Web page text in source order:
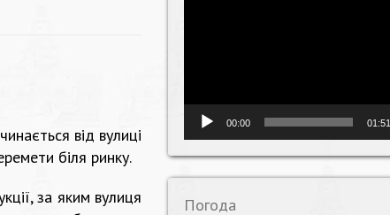
від вулиці
біля ринку.
за яким вулиця
00:00 01:51
Погода